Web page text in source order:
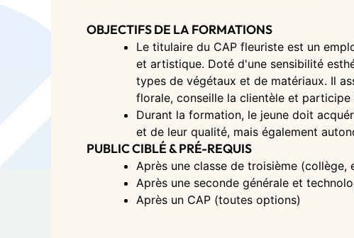
OBJECTIFS DE LA FORMATIONS
Le titulaire du CAP fleuriste est un
et artistique. Doté d'une sensibilité
types de végétaux et de matériaux. Il
florale, conseille la clientèle et participe
Durant la formation, le jeune doit
et de leur qualité, mais également
PUBLIC CIBLÉ & PRÉ-REQUIS
Après une classe de troisième
Après une seconde générale et
Après un CAP (toutes options)